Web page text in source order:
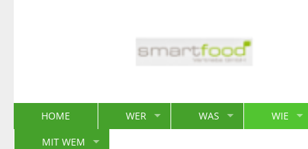
HOME WER WAS
WIE
MIT WEM